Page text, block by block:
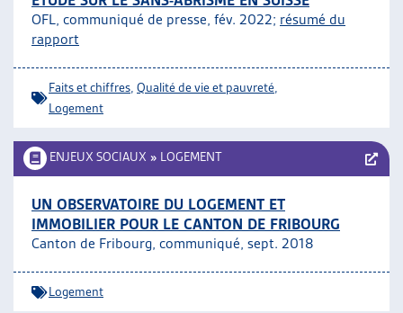
OFL, communiqué de presse, fév. 2022; résumé du
rapport
Faits et chiffres Qualité de vie et pauvreté
Logement
ENJEUX SOCIAUX » LOGEMENT
UN OBSERVATOIRE DU LOGEMENT ET
IMMOBILIER POUR LE CANTON DE FRIBOURG
Canton de Fribourg, communiqué, sept. 2018
Logement